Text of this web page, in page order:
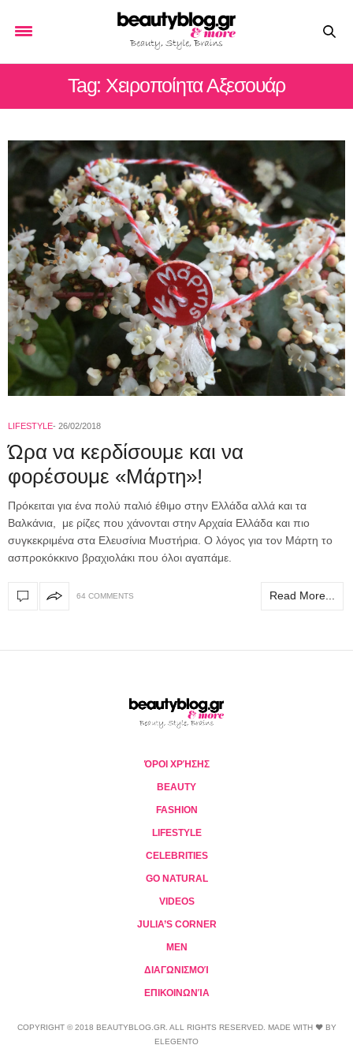
Tag: Χειροποίητα Αξεσουάρ
LIFESTYLE 26/02/2018
Ώρα να κερδίσουμε και να
φορέσουμε «Μάρτη»!
Πρόκειται για ένα πολύ παλιό έθιμο στην Ελλάδα αλλά και τα
Βαλκάνια, με ρίζες που χάνονται στην Αρχαία Ελλάδα και πιο
συγκεκριμένα στα Ελευσίνια Μυστήρια. Ο λόγος για τον Μάρτη το
ασπροκόκκινο βραχιολάκι που όλοι αγαπάμε.
64 COMMENTS Read More...
ΌΡΟΙ ΧΡΉΣΗΣ
BEAUTY
FASHION
LIFESTYLE
CELEBRITIES
GO NATURAL
VIDEOS
JULIA’S CORNER
MEN
ΔΙΑΓΩΝΙΣΜΟΊ
ΕΠΙΚΟΙΝΩΝΊΑ
COPYRIGHT © 2018 BEAUTYBLOG.GR. ALL RIGHTS RESERVED. MADE WITH ❤ BY
ELEGENTO